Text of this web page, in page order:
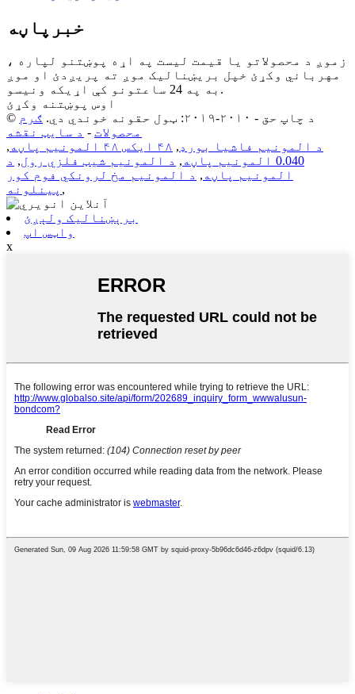
خبرپاڼه
زموږ د محصولاتو یا قیمت لیست په اړه پوښتنو لپاره ،
مهرباني وکړئ خپل بریښنالیک موږ ته پریږدئ او موږ
به په 24 ساعتونو کې اړیکه ونیسو.
اوس پوښتنه وکړئ
© د چاپ حق - ۲۰۱۰-۲۰۱۹: ټول حقونه خوندي دي.
ګرم
محصولات - د سایټ نقشه
د المونیم فاشیا بورډ, ۴۸ ایکس ۴۸ المونیم پاڼه
,
0.040 المونیم پاڼه
, د المونیم شیټ فلزي رول, د
المونیم پاڼه , د المونیم مخ لرونکي فوم کور
پینلونه ,
برېښنالیک ولېږئ
واټس اپ
x